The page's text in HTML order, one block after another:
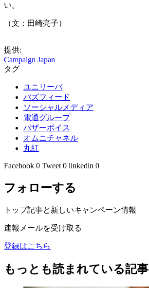
い。
（文：田崎亮子）
提供:
Campaign Japan
タグ
ユニリーバ
バズフィード
ソーシャルメディア
電通グループ
バザーボイス
オムニチャネル
丸紅
Facebook 0 Tweet 0 linkedin 0
フォローする
トップ記事と新しいキャンペーン情報
速報メールを受け取る
登録はこちら
もっとも読まれている記事